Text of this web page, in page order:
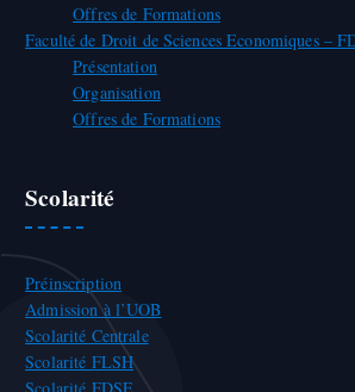
Offres de Formations
Faculté de Droit de Sciences Economiques –
Présentation
Organisation
Offres de Formations
Scolarité
Préinscription
Admission à l’UOB
Scolarité Centrale
Scolarité FLSH